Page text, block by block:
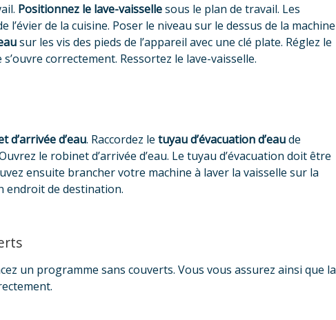
Positionnez le lave-vaissellesous le plan de travail. Les
de la cuisine. Poser le niveau sur le dessus de la machine
sur les vis des pieds de l’appareil avec une clé plate. Réglez le
correctement. Ressortez le lave-vaisselle.
d’arrivée d’eau. Raccordez le tuyau d’évacuation d’eaude
le robinet d’arrivée d’eau. Le tuyau d’évacuation doit être
ensuite brancher votre machine à laver la vaisselle sur la
endroit de destination.
un programme sans couverts. Vous vous assurez ainsi que la